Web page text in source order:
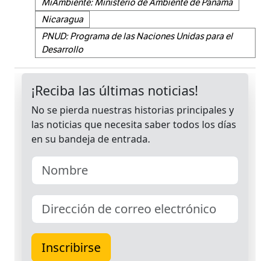
MiAmbiente: Ministerio de Ambiente de Panamá
Nicaragua
PNUD: Programa de las Naciones Unidas para el
Desarrollo